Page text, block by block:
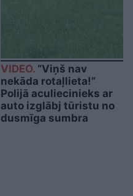
VIDEO. “Viņš nav
nekāda rotaļlieta!”
Polijā aculiecinieks ar
auto izglābj tūristu no
dusmīga sumbra